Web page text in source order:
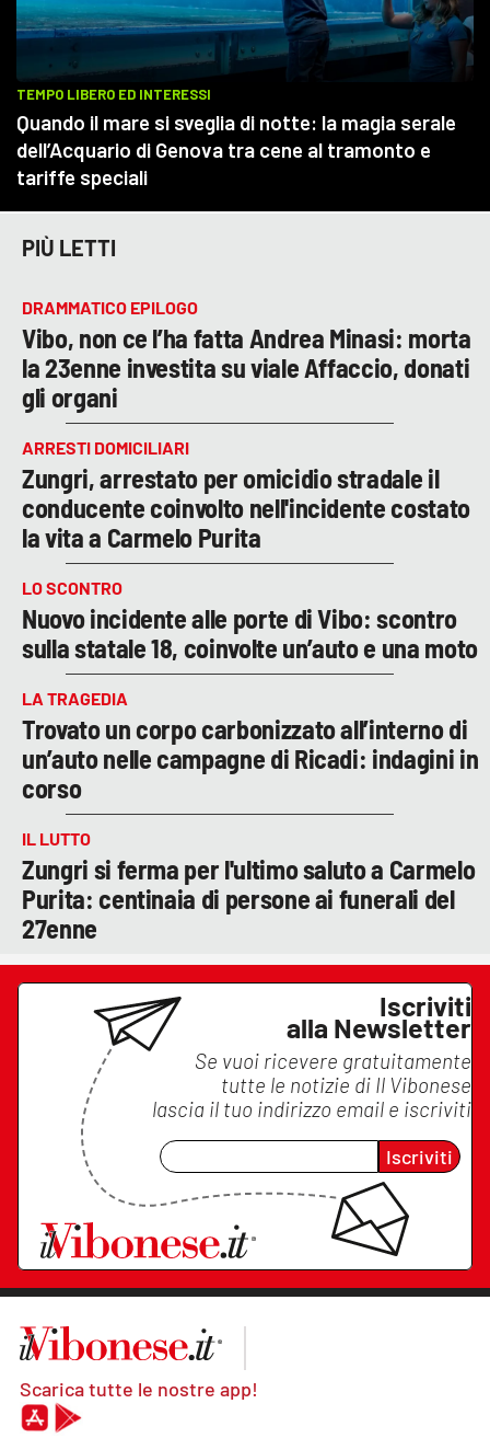
PIÙ LETTI
DRAMMATICO EPILOGO
Vibo, non ce l’ha fatta Andrea Minasi: morta
la 23enne investita su viale Affaccio, donati
gli organi
ARRESTI DOMICILIARI
Zungri, arrestato per omicidio stradale il
conducente coinvolto nell'incidente costato
la vita a Carmelo Purita
LO SCONTRO
Nuovo incidente alle porte di Vibo: scontro
sulla statale 18, coinvolte un’auto e una moto
LA TRAGEDIA
Trovato un corpo carbonizzato all’interno di
un’auto nelle campagne di Ricadi: indagini in
corso
IL LUTTO
Zungri si ferma per l'ultimo saluto a Carmelo
Purita: centinaia di persone ai funerali del
27enne
Iscriviti
alla Newsletter
Se vuoi ricevere gratuitamente
tutte le notizie di Il Vibonese
lascia il tuo indirizzo email e iscriviti
Iscriviti
Scarica tutte le nostre app!